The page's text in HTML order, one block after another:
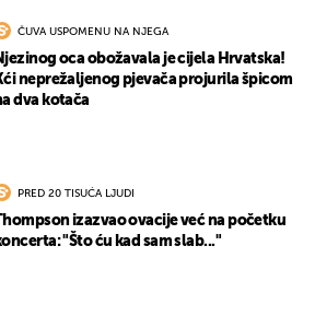
ČUVA USPOMENU NA NJEGA
oca obožavala je cijela Hrvatska!
neprežaljenog pjevača projurila špicom
dva kotača
PRED 20 TISUĆA LJUDI
izazvao ovacije već na početku
"Što ću kad sam slab..."